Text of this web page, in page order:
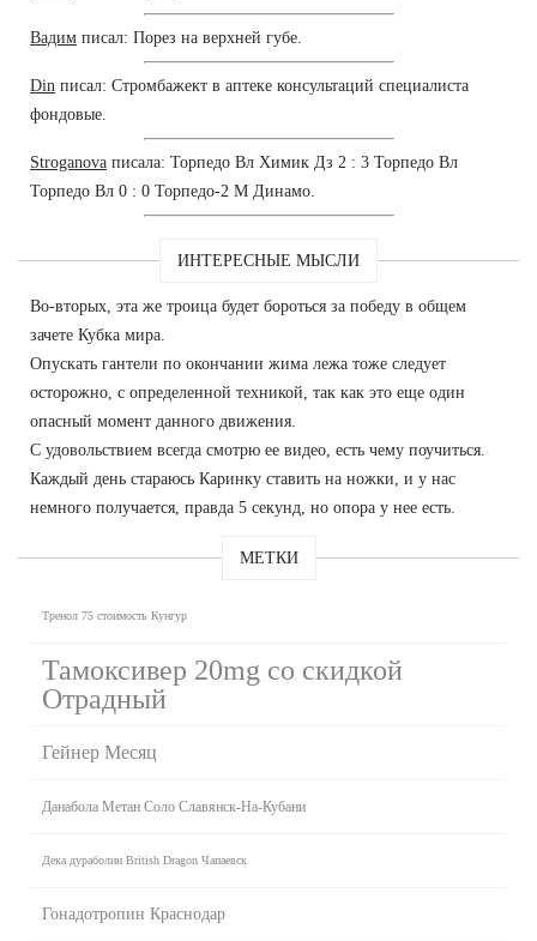
Вадим писал: Порез на верхней губе.
Din писал: Стромбажект в аптеке консультаций специалиста
фондовые.
Stroganova писала: Торпедо Вл Химик Дз 2 : 3 Торпедо Вл
Торпедо Вл 0 : 0 Торпедо-2 М Динамо.
ИНТЕРЕСНЫЕ МЫСЛИ
Во-вторых, эта же троица будет бороться за победу в общем
зачете Кубка мира.
Опускать гантели по окончании жима лежа тоже следует
осторожно, с определенной техникой, так как это еще один
опасный момент данного движения.
С удовольствием всегда смотрю ее видео, есть чему поучиться.
Каждый день стараюсь Каринку ставить на ножки, и у нас
немного получается, правда 5 секунд, но опора у нее есть.
МЕТКИ
Тренол 75 стоимость Кунгур
Тамоксивер 20mg со скидкой
Отрадный
Гейнер Месяц
Данабола Метан Соло Славянск-На-Кубани
Дека дураболин British Dragon Чапаевск
Гонадотропин Краснодар